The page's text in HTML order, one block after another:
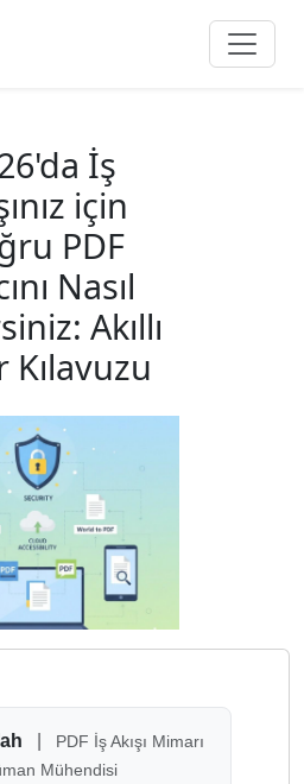
İş
için
PDF
Nasıl
Akıllı
Kılavuzu
PDF İş Akışı Mimarı
Mühendisi